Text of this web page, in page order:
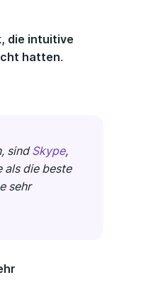
die intuitive
hatten.
sindSkype,
als die beste
sehr